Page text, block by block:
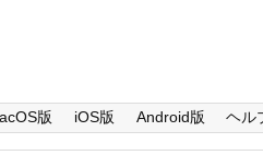
版 iOS版 Android版 ヘル